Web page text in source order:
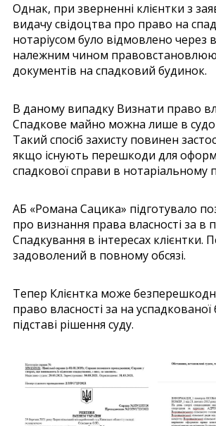
Однак, при зверненні клієнтки з
видачу свідоцтва про право на
нотаріусом було відмовлено через
належним чином
документів на спадковий будинок.
В даному випадку Визнати право
Спадкове майно можна лише в
Такий спосіб захисту повинен
якщо існують перешкоди для
спадкової справи в нотаріальному
АБ «Романа Сацика» підготувало
про визнання права власності за в
Спадкування в інтересах клієнтки.
задоволений в повному обсязі.
Тепер Клієнтка може
право власності за на
підставі рішення суду.